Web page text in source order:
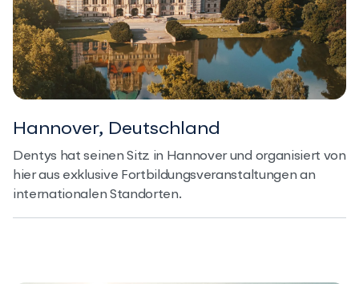
Hannover, Deutschland
Dentys hat seinen Sitz in Hannover und organisiert von
hier aus exklusive Fortbildungsveranstaltungen an
internationalen Standorten.